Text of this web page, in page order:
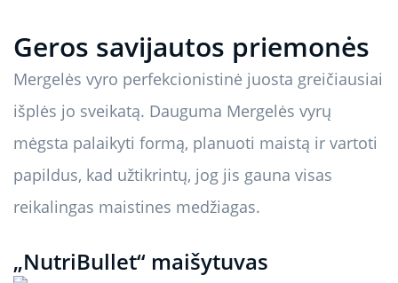
Geros savijautos priemonės
Mergelės vyro perfekcionistinė juosta greičiausiai
išplės jo sveikatą. Dauguma Mergelės vyrų
mėgsta palaikyti formą, planuoti maistą ir vartoti
papildus, kad užtikrintų, jog jis gauna visas
reikalingas maistines medžiagas.
„NutriBullet“ maišytuvas